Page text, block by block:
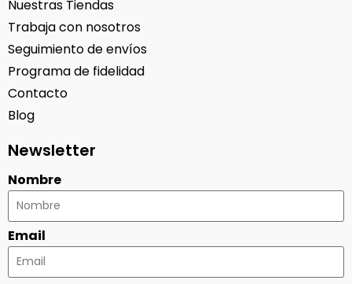
Nuestras Tiendas
Trabaja con nosotros
Seguimiento de envíos
Programa de fidelidad
Contacto
Blog
Newsletter
Nombre
Email